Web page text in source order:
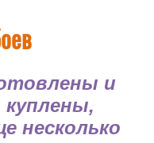
и
несколько